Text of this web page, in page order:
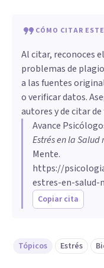
CÓMO CITAR
Al citar, reconoces
problemas de
a las fuentes
o verificar datos.
autores y de citar
Avance
Estrés en la
Mente.
https://
estres-en-
Copiar cita
Tópicos Estrés